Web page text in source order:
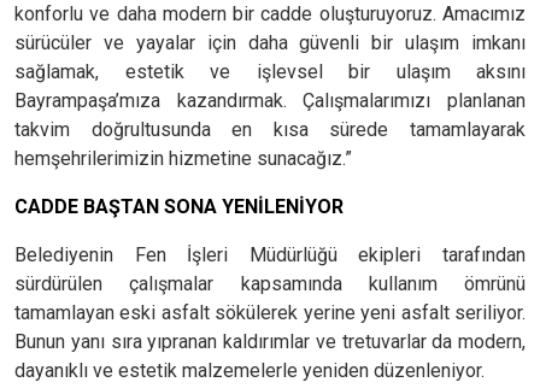
konforlu ve daha modern bir cadde oluşturuyoruz. Amacımız
sürücüler ve yayalar için daha güvenli bir ulaşım imkanı
sağlamak, estetik ve işlevsel bir ulaşım aksını
Bayrampaşa’mıza kazandırmak. Çalışmalarımızı planlanan
takvim doğrultusunda en kısa sürede tamamlayarak
hemşehrilerimizin hizmetine sunacağız.”
CADDE BAŞTAN SONA YENİLENİYOR
Belediyenin Fen İşleri Müdürlüğü ekipleri tarafından
sürdürülen çalışmalar kapsamında kullanım ömrünü
tamamlayan eski asfalt sökülerek yerine yeni asfalt seriliyor.
Bunun yanı sıra yıpranan kaldırımlar ve tretuvarlar da modern,
dayanıklı ve estetik malzemelerle yeniden düzenleniyor.